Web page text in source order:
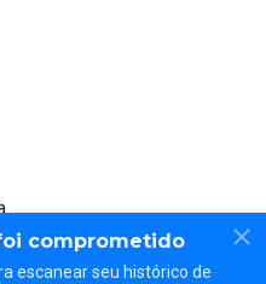
comprometido
escanear seu histórico de